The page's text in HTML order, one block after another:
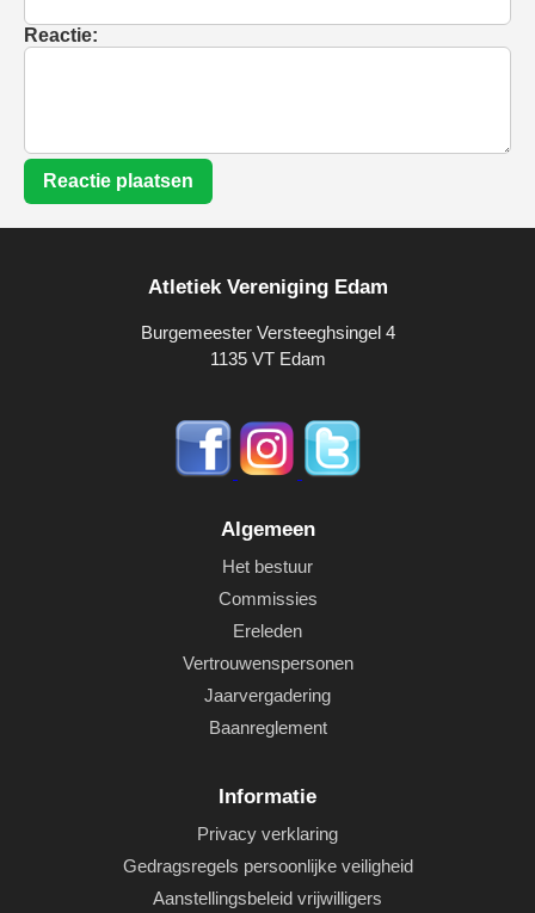
Reactie:
Reactie plaatsen
Atletiek Vereniging Edam
Burgemeester Versteeghsingel 4
1135 VT Edam
Algemeen
Het bestuur
Commissies
Ereleden
Vertrouwenspersonen
Jaarvergadering
Baanreglement
Informatie
Privacy verklaring
Gedragsregels persoonlijke veiligheid
Aanstellingsbeleid vrijwilligers